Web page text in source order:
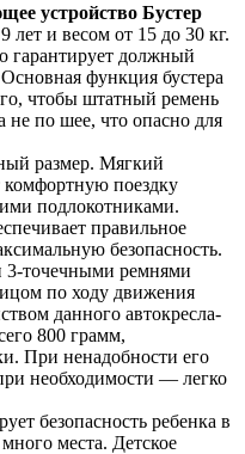
устройство Бустер
лет и весом от 15 до 30 кг.
гарантирует должный
функция бустера
чтобы штатный ремень
не по шее, что опасно для
размер. Мягкий
поездку
подлокотниками.
правильное
безопасность.
3-точечными ремнями
по ходу движения
данного автокресла-
800 грамм,
При ненадобности его
необходимости — легко
безопасность ребенка в
места. Детское